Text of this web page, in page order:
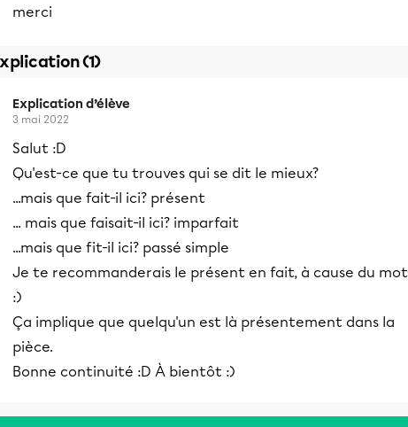
merci
(1)
Explication d’élève
3 mai 2022
Salut :D
Qu'est-ce que tu trouves qui se dit le mieux?
...mais que fait-il ici? présent
... mais que faisait-il ici? imparfait
...mais que fit-il ici? passé simple
Je te recommanderais le présent en fait, à cause du mot
:)
Ça implique que quelqu'un est là présentement dans la
pièce.
Bonne continuité :D À bientôt :)